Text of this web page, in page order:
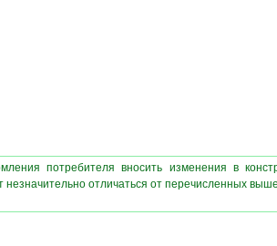
потребителя вносить изменения в
незначительно отличаться от перечисленных